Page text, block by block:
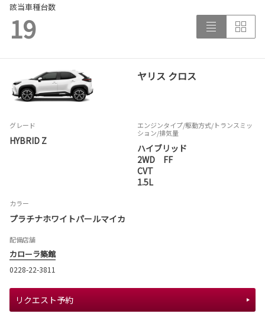
該当車種台数
19
ヤリス クロス
グレード
HYBRID Z
エンジンタイプ/駆動方式/トランスミッ
ション/排気量
ハイブリッド
2WD FF
CVT
1.5L
カラー
プラチナホワイトパールマイカ
配備店舗
カローラ築館
0228-22-3811
リクエスト予約